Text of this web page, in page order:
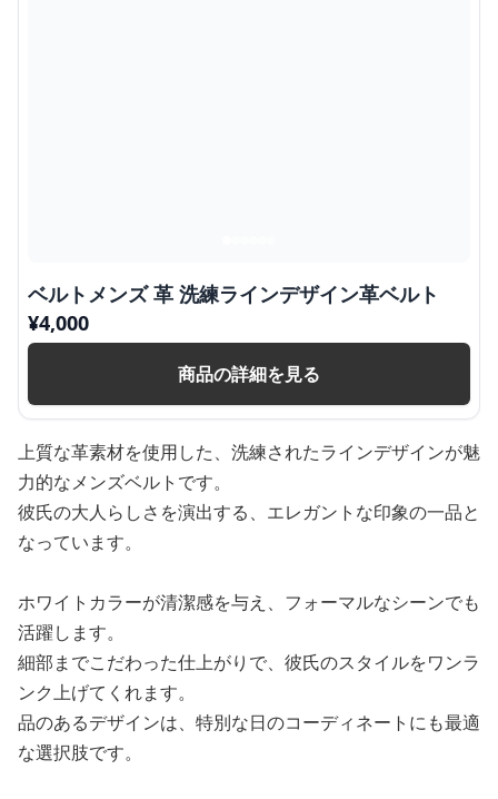
ベルトメンズ 革 洗練ラインデザイン革ベルト
¥4,000
商品の詳細を見る
上質な革素材を使用した、洗練されたラインデザインが魅
力的なメンズベルトです。
彼氏の大人らしさを演出する、エレガントな印象の一品と
なっています。
ホワイトカラーが清潔感を与え、フォーマルなシーンでも
活躍します。
細部までこだわった仕上がりで、彼氏のスタイルをワンラ
ンク上げてくれます。
品のあるデザインは、特別な日のコーディネートにも最適
な選択肢です。